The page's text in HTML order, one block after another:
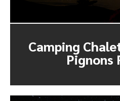
Camping
Pignons